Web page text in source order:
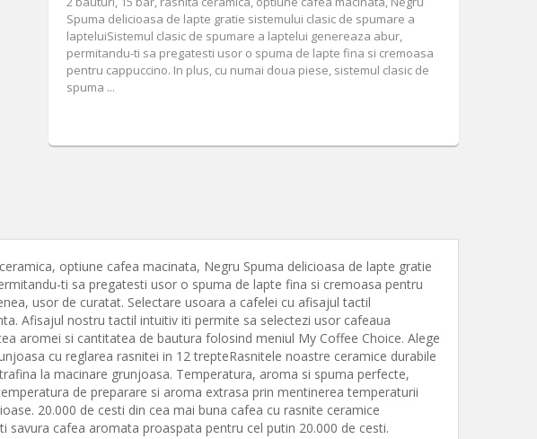
Spuma delicioasa de lapte gratie sistemului clasic de spumare a
lapteluiSistemul clasic de spumare a laptelui genereaza abur,
permitandu-ti sa pregatesti usor o spuma de lapte fina si cremoasa
pentru cappuccino. In plus, cu numai doua piese, sistemul clasic de
spuma ...
optiune cafea macinata, Negru Spuma delicioasa de lapte gratie
ti sa pregatesti usor o spuma de lapte fina si cremoasa pentru
usor de curatat. Selectare usoara a cafelei cu afisajul tactil
Afisajul nostru tactil intuitiv iti permite sa selectezi usor cafeaua
aromei si cantitatea de bautura folosind meniul My Coffee Choice. Alege
cu reglarea rasnitei in 12 trepteRasnitele noastre ceramice durabile
la macinare grunjoasa. Temperatura, aroma si spuma perfecte,
de preparare si aroma extrasa prin mentinerea temperaturii
20.000 de cesti din cea mai buna cafea cu rasnite ceramice
cafea aromata proaspata pentru cel putin 20.000 de cesti.